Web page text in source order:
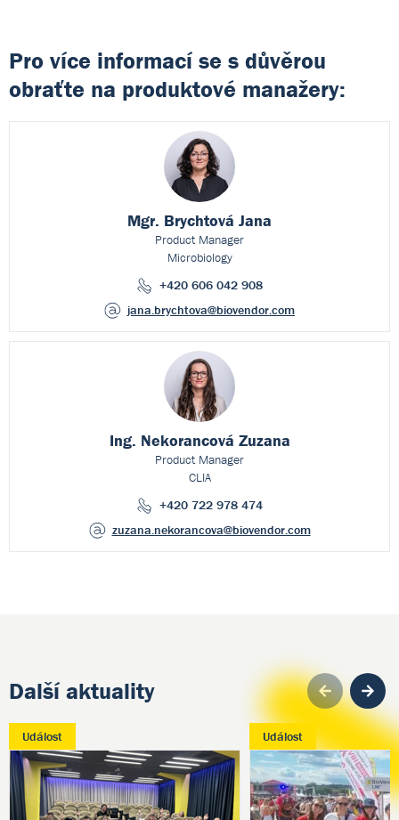
Pro více informací se s důvěrou
obraťte na produktové manažery:
Mgr. Brychtová Jana
Product Manager
Microbiology
+420 606 042 908
jana.brychtova@biovendor.com
Ing. Nekorancová Zuzana
Product Manager
CLIA
+420 722 978 474
zuzana.nekorancova@biovendor.com
Další aktuality
Událost Událost